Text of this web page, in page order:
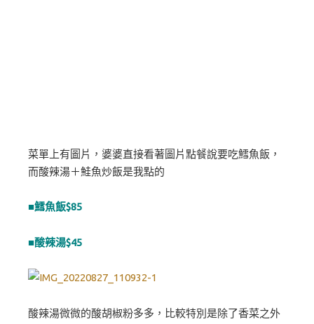
菜單上有圖片，婆婆直接看著圖片點餐說要吃鱈魚飯，
而酸辣湯＋鮭魚炒飯是我點的
■鱈魚飯$85
■酸辣湯$45
酸辣湯微微的酸胡椒粉多多，比較特別是除了香菜之外